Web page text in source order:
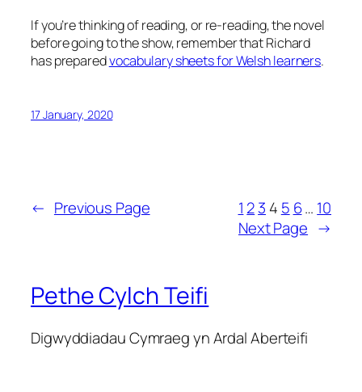
If you’re thinking of reading, or re-reading, the novel
before going to the show, remember that Richard
has preparedvocabulary sheets for Welsh learners.
17 January, 2020
← Previous Page 1 23 4 5 6… 10
Next Page →
Pethe Cylch Teifi
Digwyddiadau Cymraeg yn Ardal Aberteifi